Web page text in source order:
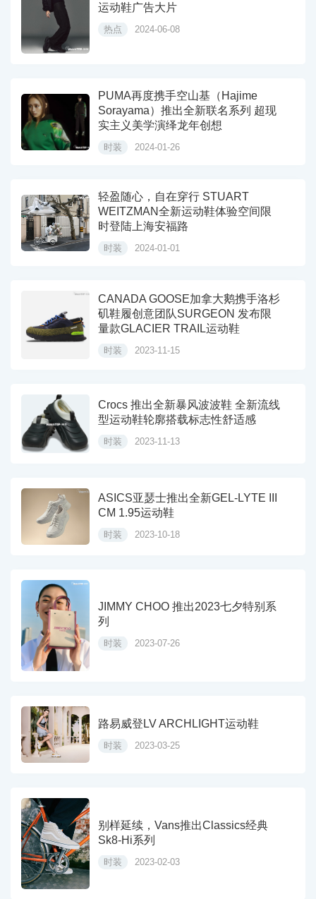
运动鞋广告大片
热点 2024-06-08
PUMA再度携手空山基（Hajime
Sorayama）推出全新联名系列 超现
实主义美学演绎龙年创想
时装 2024-01-26
轻盈随心，自在穿行 STUART
WEITZMAN全新运动鞋体验空间限
时登陆上海安福路
时装 2024-01-01
CANADA GOOSE加拿大鹅携手洛杉
矶鞋履创意团队SURGEON 发布限
量款GLACIER TRAIL运动鞋
时装 2023-11-15
Crocs 推出全新暴风波波鞋 全新流线
型运动鞋轮廓搭载标志性舒适感
时装 2023-11-13
ASICS亚瑟士推出全新GEL-LYTE III
CM 1.95运动鞋
时装 2023-10-18
JIMMY CHOO 推出2023七夕特别系
列
时装 2023-07-26
路易威登LV ARCHLIGHT运动鞋
时装 2023-03-25
别样延续，Vans推出Classics经典
Sk8-Hi系列
时装 2023-02-03